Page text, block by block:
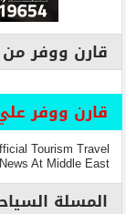
قارن ووفر
قارن ووفر
Tourism Travel
At Middle East
المسلة